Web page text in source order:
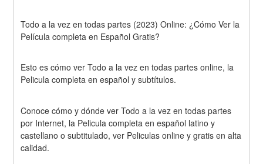
Todo a la vez en todas partes (2023) Online: ¿Cómo Ver la
Película completa en Español Gratis?
Esto es cómo ver Todo a la vez en todas partes online, la
Pelicula completa en español y subtítulos.
Conoce cómo y dónde ver Todo a la vez en todas partes
por Internet, la Pelicula completa en español latino y
castellano o subtitulado, ver Peliculas online y gratis en alta
calidad.